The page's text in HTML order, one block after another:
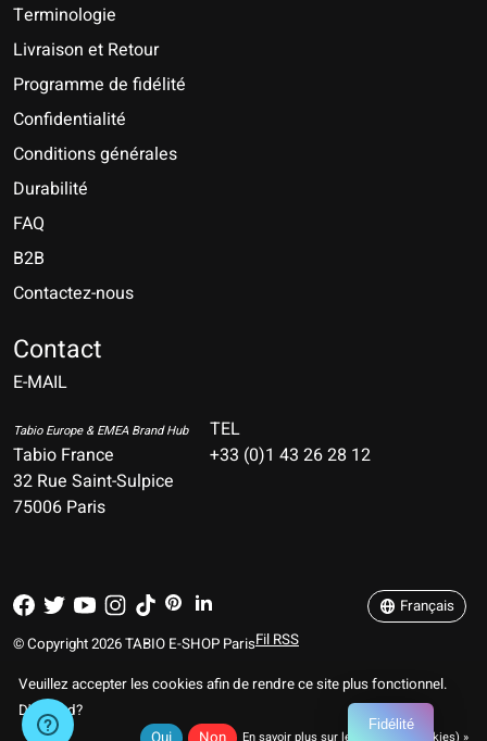
Terminologie
Livraison et Retour
Programme de fidélité
Confidentialité
Conditions générales
Durabilité
FAQ
B2B
Contactez-nous
Contact
E-MAIL
Tabio Europe & EMEA Brand Hub
Tabio France
32 Rue Saint-Sulpice
75006 Paris
TEL
+33 (0)1 43 26 28 12
© Copyright 2026 TABIO E-SHOP ParisFil RSS
Français
Veuillez accepter les cookies afin de rendre ce site plus fonctionnel.
D'accord?
Fidélité